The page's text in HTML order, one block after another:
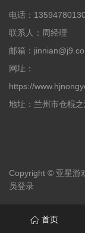
电话：13594780130
联系人：周经理
邮箱：
网址：
https://
地址：兰州市仓棍
Copyright © 亚星游
员登录
首页